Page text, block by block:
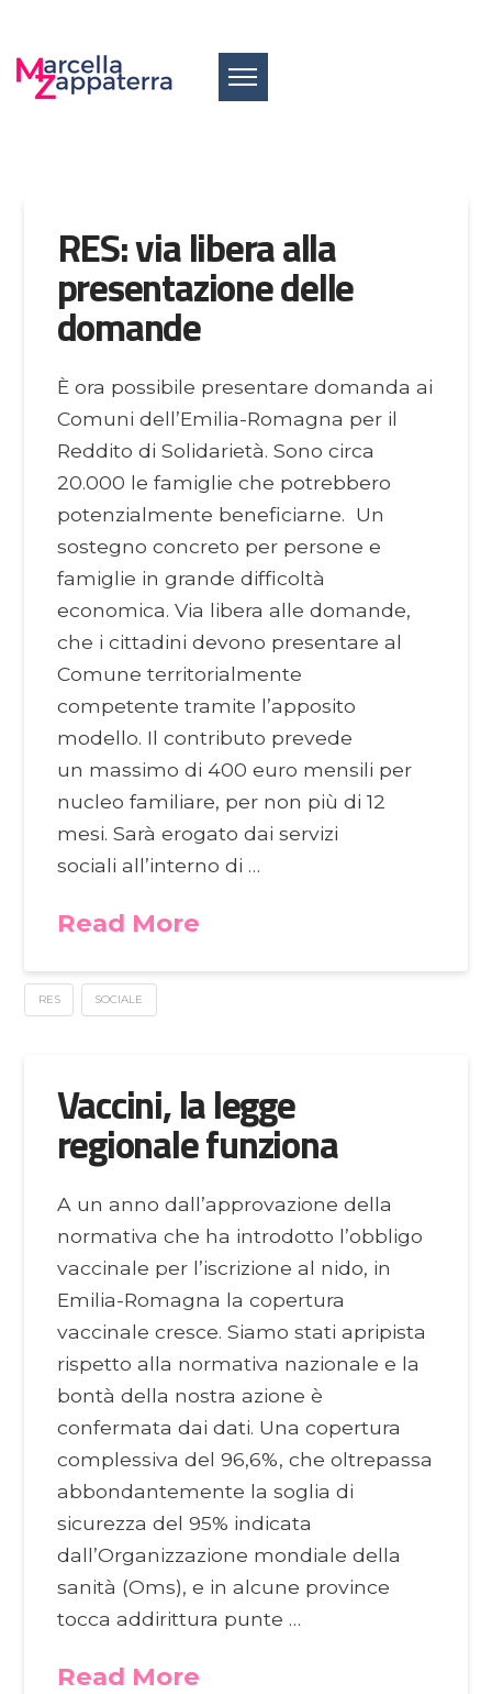
RES: via libera alla
presentazione delle
domande
È ora possibile presentare domanda ai
Comuni dell’Emilia-Romagna per il
Reddito di Solidarietà. Sono circa
20.000 le famiglie che potrebbero
potenzialmente beneficiarne. Un
sostegno concreto per persone e
famiglie in grande difficoltà
economica. Via libera alle domande,
che i cittadini devono presentare al
Comune territorialmente
competente tramite l’apposito
modello. Il contributo prevede
un massimo di 400 euro mensili per
nucleo familiare, per non più di 12
mesi. Sarà erogato dai servizi
sociali all’interno di …
Read More
RES SOCIALE
Vaccini, la legge
regionale funziona
A un anno dall’approvazione della
normativa che ha introdotto l’obbligo
vaccinale per l’iscrizione al nido, in
Emilia-Romagna la copertura
vaccinale cresce. Siamo stati apripista
rispetto alla normativa nazionale e la
bontà della nostra azione è
confermata dai dati. Una copertura
complessiva del 96,6%, che oltrepassa
abbondantemente la soglia di
sicurezza del 95% indicata
dall’Organizzazione mondiale della
sanità (Oms), e in alcune province
tocca addirittura punte …
Read More